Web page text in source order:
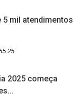
5 mil atendimentos
2025 começa